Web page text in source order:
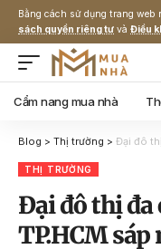
Bằng cách sử dụng trang web
sách quyền riêng tư và Điều
Cẩm nang mua nhà
Blog > Thị trường > Đại đô thị
THỊ TRƯỜNG
Đại đô thị
TP.HCM